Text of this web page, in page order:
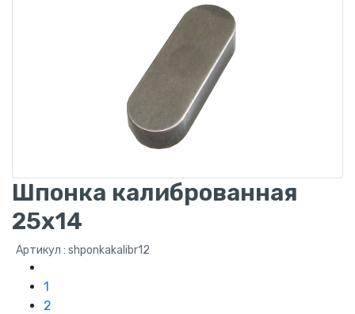
Шпонка калиброванная
25x14
Артикул : shponkakalibr12
1
2